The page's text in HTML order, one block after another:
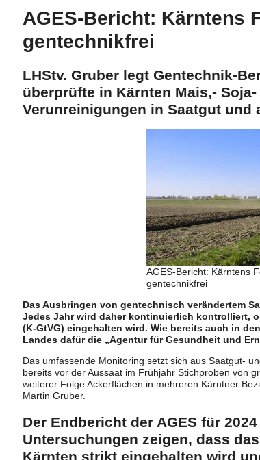
AGES-Bericht: Kärntens
gentechnikfrei
LHStv. Gruber legt Gentechnik-
überprüfte in Kärnten Mais,-
Verunreinigungen in Saatgut und
AGES-Bericht: Kärntens
gentechnikfrei
Das Ausbringen von gentechnisch verändertem
Jedes Jahr wird daher kontinuierlich kontrolliert,
(K-GtVG) eingehalten wird. Wie bereits auch in
Landes dafür die „Agentur für Gesundheit und
Das umfassende Monitoring setzt sich aus Saatgut-
bereits vor der Aussaat im Frühjahr Stichproben von
weiterer Folge Ackerflächen in mehreren Kärntner
Martin Gruber.
Der Endbericht der AGES für
Untersuchungen zeigen, dass
Kärnten strikt eingehalten wird